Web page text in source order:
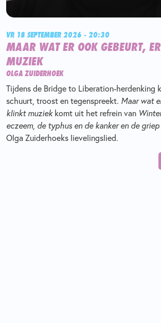
VR 18 SEPTEMBER 2026 - 20:30
MAAR WAT ER OOK GEBEURT,
MUZIEK
OLGA ZUIDERHOEK
Tijdens de Bridge to Liberation-herdenking
schuurt, troost en tegenspreekt. Maar wat
klinkt muziekkomt uit het refrein van
eczeem, de typhus en de kanker en de griep
Olga Zuiderhoeks lievelingslied.